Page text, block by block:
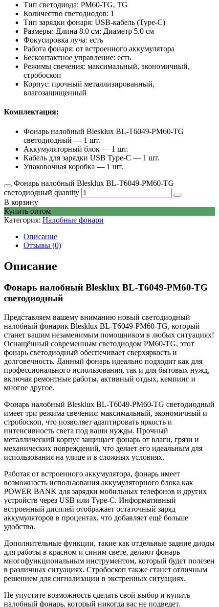
Тип светодиода: PM60-TG, TG
Количество светодиодов: 1
Тип зарядки фонаря: USB-кабель (Type-C)
Размеры: Длина 8.0 см; Диаметр 5.0 см
Фокусировка луча: есть
Работа фонаря: от встроенного аккумулятора
Бесконтактное управление: есть
Режимы свечения: максимальный, экономичный,
стробоскоп
Корпус: прочный металлизированный,
влагозащищенный
Комплектация:
Фонарь налобный Blesklux BL-T6049-PM60-TG
светодиодный — 1 шт.
Аккумуляторный блок — 1 шт.
Кабель для зарядки USB Type-C — 1 шт.
Упаковочная коробка — 1 шт.
Фонарь налобный Blesklux BL-T6049-PM60-TG
светодиодный quantity
В корзину
Купить оптом
Категория: Налобные фонари
Описание
Отзывы (0)
Описание
Фонарь налобный Blesklux BL-T6049-PM60-TG
светодиодный
Представляем вашему вниманию новый светодиодный
налобный фонарик Blesklux BL-T6049-PM60-TG, который
станет вашим незаменимым помощником в любых ситуациях!
Оснащённый современным светодиодом PM60-TG, этот
фонарь светодиодный обеспечивает сверхяркость и
долговечность. Данный фонарь идеально подходит как для
профессионального использования, так и для бытовых нужд,
включая ремонтные работы, активный отдых, кемпинг и
многое другое.
Фонарь налобный Blesklux BL-T6049-PM60-TG светодиодный
имеет три режима свечения: максимальный, экономичный и
стробоскоп, что позволяет адаптировать яркость и
интенсивность света под ваши нужды. Прочный
металлический корпус защищает фонарь от влаги, грязи и
механических повреждений, что делает его идеальным для
использования на улице и в сложных условиях.
Работая от встроенного аккумулятора, фонарь имеет
возможность использования аккумуляторного блока как
POWER BANK для зарядки мобильных телефонов и других
устройств через USB или Type-C. Информативный
встроенный дисплей отображает остаточный заряд
аккумуляторов в процентах, что добавляет ещё больше
удобства.
Дополнительные функции, такие как отдельные задние диоды
для работы в красном и синим свете, делают фонарь
многофункциональным инструментом, который будет полезен
в различных ситуациях. Стробоскоп также станет отличным
решением для сигнализации в экстренных ситуациях.
Не упустите возможность сделать свой выбор и купить
налобный фонарь, который никогда вас не подведет.